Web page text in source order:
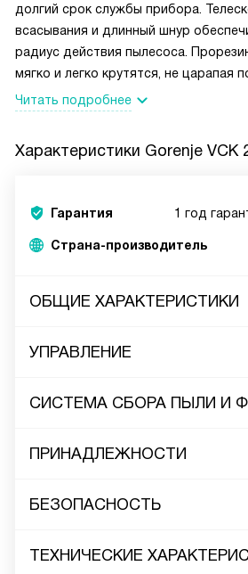
долгий срок службы прибора.
всасывания и длинный шнур
радиус действия пылесоса.
мягко и легко крутятся, не царапая
Читать подробнее
Характеристики Gorenje VCK
Гарантия 1 год
Страна-производитель
ОБЩИЕ ХАРАКТЕРИСТИКИ
УПРАВЛЕНИЕ
СИСТЕМА СБОРА ПЫЛИ И
ПРИНАДЛЕЖНОСТИ
БЕЗОПАСНОСТЬ
ТЕХНИЧЕСКИЕ